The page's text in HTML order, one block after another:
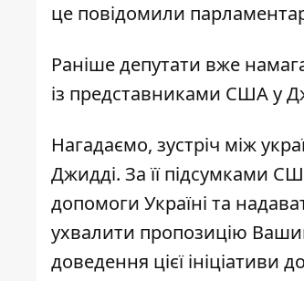
це повідомили
Раніше депутати вже
із представниками США у
Нагадаємо, зустріч між
Джидді. За її підсумками
допомоги Україні та
ухвалити пропозицію
доведення цієї ініціативи